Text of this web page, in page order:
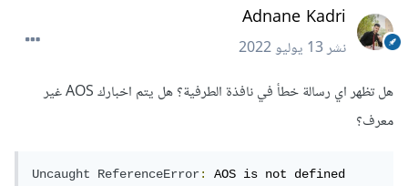
Adnane Kadri
نشر13 يوليو 2022
هل تظهر اي رسالة خطأ في نافذة الطرفية؟ هل يتم اخبارك AOS غير
معرف؟
Uncaught ReferenceError: AOS is not defined